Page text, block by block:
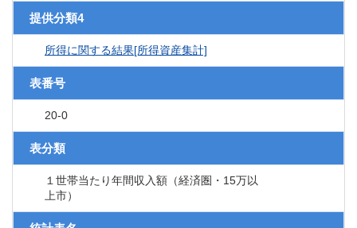
提供分類4
所得に関する結果[所得資産集計]
表番号
20-0
表分類
１世帯当たり年間収入額（経済圏・15万以
上市）